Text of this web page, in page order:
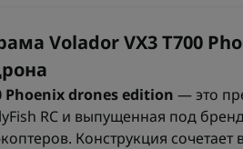
Volador VX3 T700
Phoenix drones edition — это
RC и выпущенная под
Конструкция сочетает